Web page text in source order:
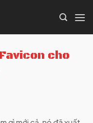
cho